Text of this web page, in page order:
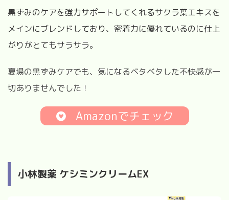
黒ずみのケアを強力サポートしてくれるサクラ葉エキスを
メインにブレンドしており、密着力に優れているのに仕上
がりがとてもサラサラ。
夏場の黒ずみケアでも、気になるベタベタした不快感が一
切ありませんでした！
Amazonでチェック
小林製薬 ケシミンクリームEX